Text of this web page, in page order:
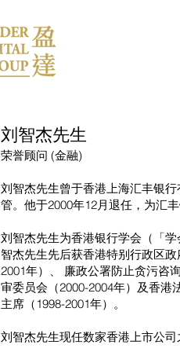
刘智杰先生
荣誉顾问 (金融)
刘智杰先生曾于香港上海汇丰银
管。他于2000年12月退任，为汇
刘智杰先生为香港银行学会（「
智杰先生先后获香港特别行政区
2001年）、 廉政公署防止贪污咨
审委员会（2000-2004年）及香港
主席（1998-2001年）。
刘智杰先生现任数家香港上市公